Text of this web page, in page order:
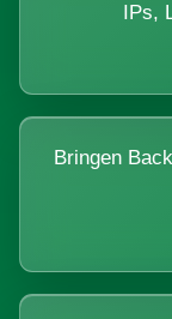
IPs,
Bringen